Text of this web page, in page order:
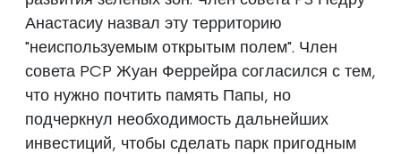
Анастасиу назвал эту территорию
"неиспользуемым открытым полем". Член
совета PCP Жуан Феррейра согласился с тем,
что нужно почтить память Папы, но
подчеркнул необходимость дальнейших
инвестиций, чтобы сделать парк пригодным